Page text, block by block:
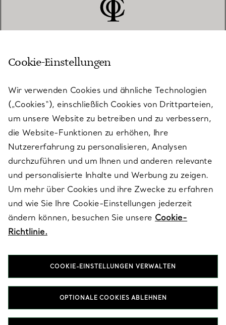
KUNDENSERVICE
SERVICES
ÜBER TIFFANY & CO.
RECHTLICHE HINWEISE
FOLGEN SIE UNS
T&Co. 2026
Cookie-Einstellungen
Wir verwenden Cookies und ähnliche Technologien
(„Cookies“), einschließlich Cookies von Drittparteien,
um unsere Website zu betreiben und zu verbessern,
die Website-Funktionen zu erhöhen, Ihre
Nutzererfahrung zu personalisieren, Analysen
durchzuführen und um Ihnen und anderen relevante
und personalisierte Inhalte und Werbung zu zeigen.
Um mehr über Cookies und ihre Zwecke zu erfahren
und wie Sie Ihre Cookie-Einstellungen jederzeit
ändern können, besuchen Sie unsere Cookie-
Richtlinie.
COOKIE-EINSTELLUNGEN VERWALTEN
OPTIONALE COOKIES ABLEHNEN